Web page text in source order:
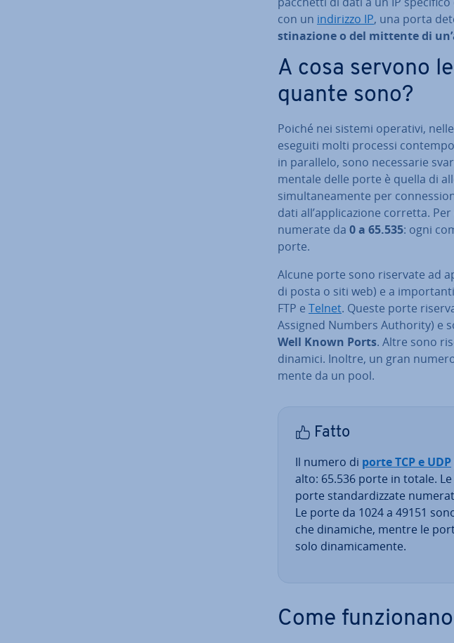
con un indirizzo IP, una porta
sti­na­zio­ne o del mittente di
A cosa servono
quante sono?
Poiché nei sistemi operativi,
eseguiti molti processi
in parallelo, sono ne­ces­sa­rie
men­ta­le delle porte è quella di
si­mul­ta­nea­men­te per
dati all’ap­pli­ca­zio­ne corretta.
numerate da 0 a 65.535: ogni
porte.
Alcune porte sono riservate ad
di posta o siti web) e a
FTP e Telnet. Queste porte
Assigned Numbers Authority) e
Well Known Ports. Altre sono
dinamici. Inoltre, un gran
men­te da un pool.
Fatto
Il numero di porte TCP e UDP
alto: 65.536 porte in totale.
porte stan­dar­diz­za­te
Le porte da 1024 a 49151
che dinamiche, mentre le
solo di­na­mi­ca­men­te.
Come